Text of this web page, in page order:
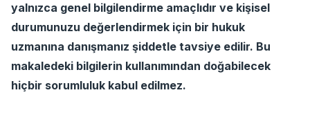
yalnızca genel bilgilendirme amaçlıdır ve kişisel
durumunuzu değerlendirmek için bir hukuk
uzmanına danışmanız şiddetle tavsiye edilir. Bu
makaledeki bilgilerin kullanımından doğabilecek
hiçbir sorumluluk kabul edilmez.